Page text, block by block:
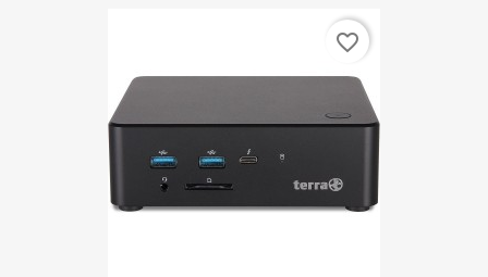
favorite_border